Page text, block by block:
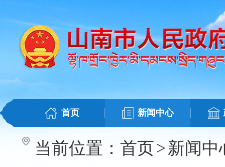
首页 新闻中心
当前位置： 首页>新闻中